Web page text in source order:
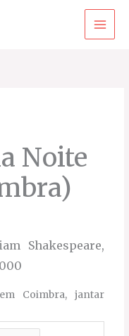
Noite
Shakespeare,
Coimbra, jantar